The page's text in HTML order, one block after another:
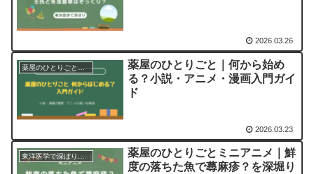
2026.03.26
薬屋のひとりごと｜何から始め
る？小説・アニメ・漫画入門ガイ
ド
2026.03.23
東洋医学で深ぼりシリーズ｜猫猫の豆知識
薬屋のひとりごとミニアニメ｜鮮
度の落ちた魚で蕁麻疹？を深堀り